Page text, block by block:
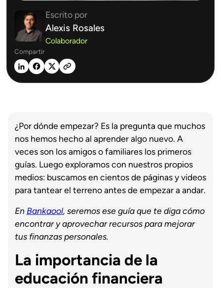
Escrito por
Alexis Rosales
Colaborador
Compartir
¿Por dónde empezar? Es la pregunta que muchos
nos hemos hecho al aprender algo nuevo. A
veces son los amigos o familiares los primeros
guías. Luego exploramos con nuestros propios
medios: buscamos en cientos de páginas y videos
para tantear el terreno antes de empezar a andar.
En Bankaool, seremos ese guía que te diga cómo
encontrar y aprovechar recursos para mejorar
tus finanzas personales.
La importancia de la
educación financiera